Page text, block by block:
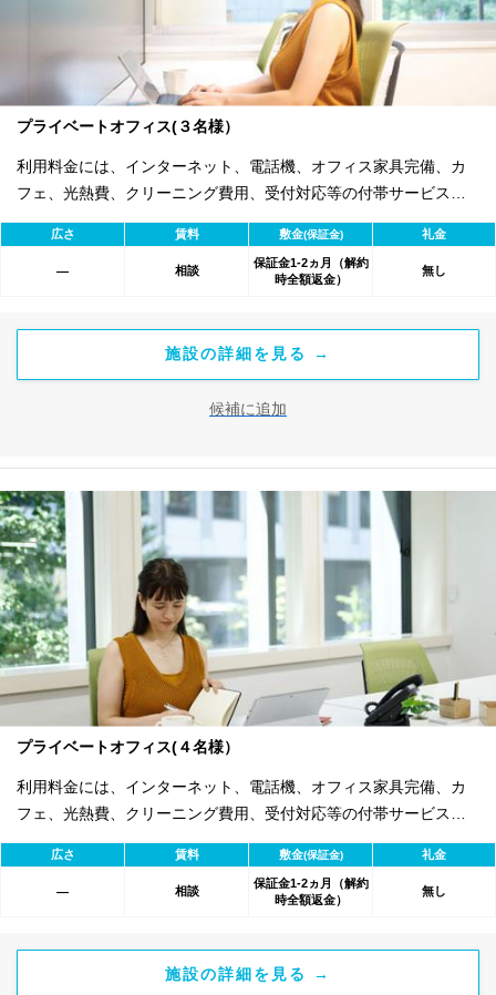
プライベートオフィス(３名様）
利用料金には、インターネット、電話機、オフィス家具完備、カ
フェ、光熱費、クリーニング費用、受付対応等の付帯サービスす
べて含まれ、追加料金不要です。 また適宜キャンペーン、契約期
間による割引特典あります。
広さ 賃料 敷金(保証金) 礼金
― 相談
保証金1-2ヵ月（解約
時全額返金）
無し
施設の詳細を見る →
候補に追加
プライベートオフィス(４名様）
利用料金には、インターネット、電話機、オフィス家具完備、カ
フェ、光熱費、クリーニング費用、受付対応等の付帯サービスす
べて含まれ、追加料金不要です。 また適宜キャンペーン、契約期
間による割引特典あります。
広さ 賃料 敷金(保証金) 礼金
― 相談
保証金1-2ヵ月（解約
時全額返金）
無し
施設の詳細を見る →